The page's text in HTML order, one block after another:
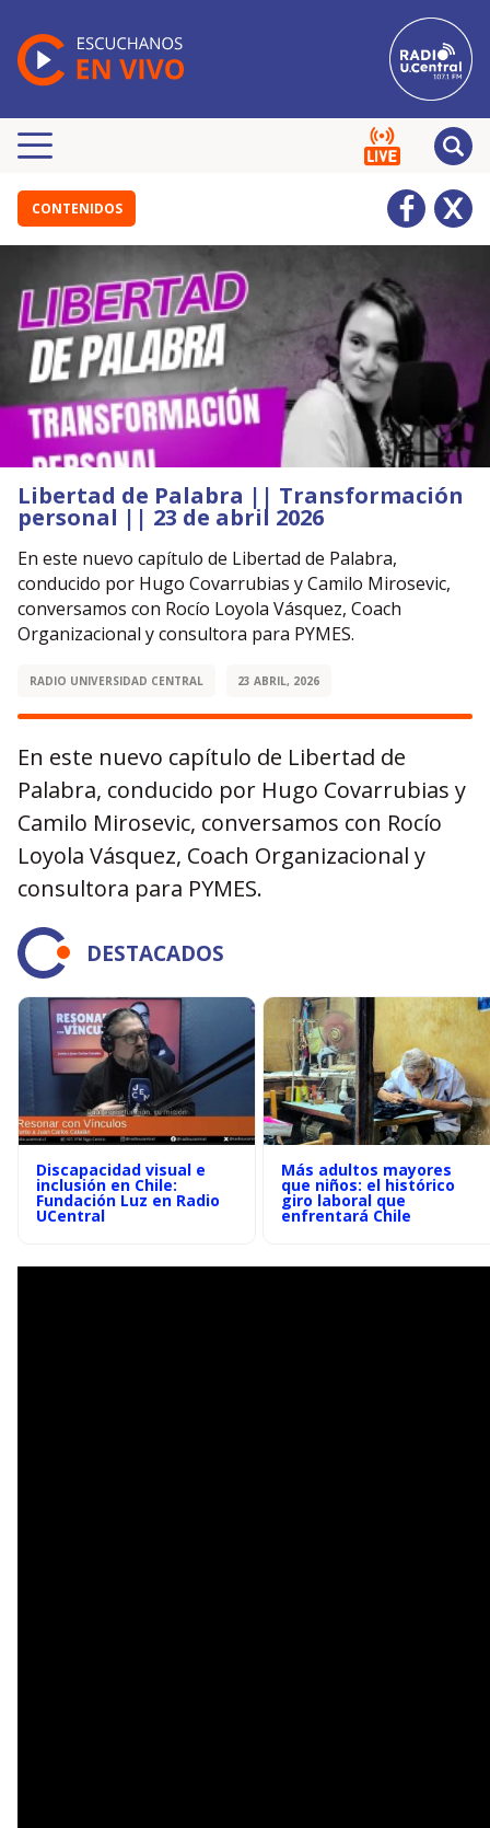
CONTENIDOS
Libertad de Palabra || Transformación
personal || 23 de abril 2026
En este nuevo capítulo de Libertad de Palabra,
conducido por Hugo Covarrubias y Camilo Mirosevic,
conversamos con Rocío Loyola Vásquez, Coach
Organizacional y consultora para PYMES.
RADIO UNIVERSIDAD CENTRAL 23 ABRIL, 2026
En este nuevo capítulo de Libertad de
Palabra, conducido por Hugo Covarrubias y
Camilo Mirosevic, conversamos con Rocío
Loyola Vásquez, Coach Organizacional y
consultora para PYMES.
DESTACADOS
Discapacidad visual e
inclusión en Chile:
Fundación Luz en Radio
UCentral
Más adultos mayores
que niños: el histórico
giro laboral que
enfrentará Chile